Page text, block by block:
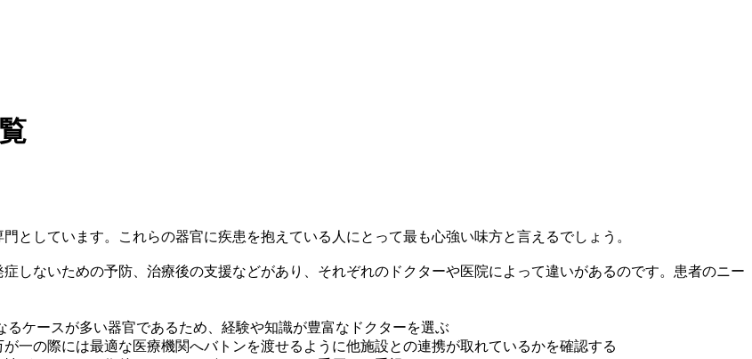
としています。これらの器官に疾患を抱えている人にとって最も心強い味方と言えるでしょう。
しないための予防、治療後の支援などがあり、それぞれのドクターや医院によって違いがあるのです。患者のニー
ケースが多い器官であるため、経験や知識が豊富なドクターを選ぶ
一の際には最適な医療機関へバトンを渡せるように他施設との連携が取れているかを確認する